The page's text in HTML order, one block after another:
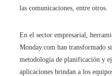
las comunicaciones, entre otros.
En el sector empresarial,
Monday.com han transformado
metodología de planificación y
aplicaciones brindan a los